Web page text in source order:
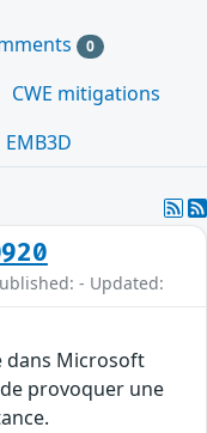
0
CWE mitigations
EMB3D
- Updated:
dans Microsoft
provoquer une